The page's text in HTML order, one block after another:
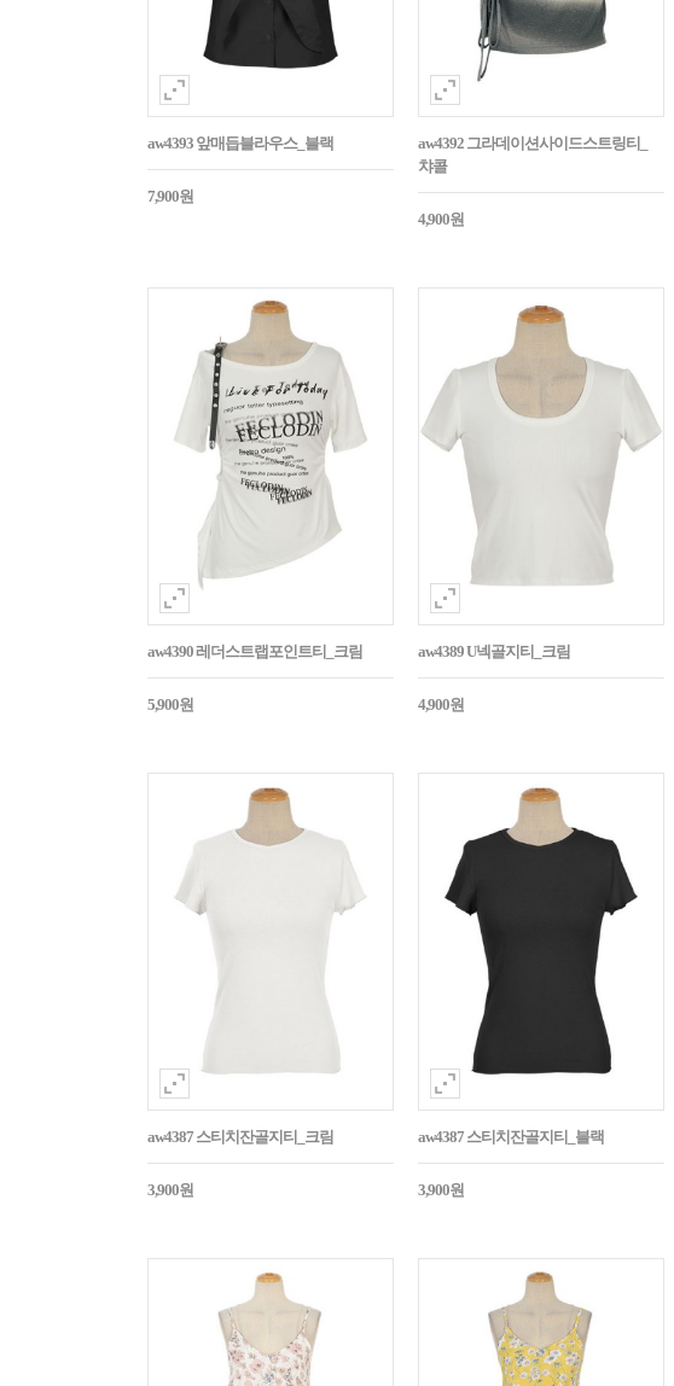
aw4393 앞매듭블라우스_블랙
7,900원
aw4392 그라데이션사이드스트링티_
챠콜
4,900원
aw4390 레더스트랩포인트티_크림
5,900원
aw4389 U넥골지티_크림
4,900원
aw4387 스티치잔골지티_크림
3,900원
aw4387 스티치잔골지티_블랙
3,900원